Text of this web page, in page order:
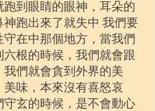
跑到眼睛的眼神，耳朵的
神跑出來了就失中 我們要
守在中那個地方，當我們
六根的時候，我們就會跟
我們就會貪到外界的美
美味，本來沒有喜怒哀
守玄的時候，是不會動心